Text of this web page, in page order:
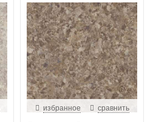
избранное сравнить